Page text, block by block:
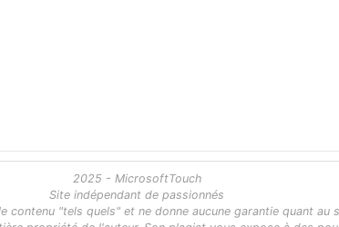
2025 - MicrosoftTouch
Site indépendant de passionnés
contenu "tels quels" et ne donne aucune garantie quant au